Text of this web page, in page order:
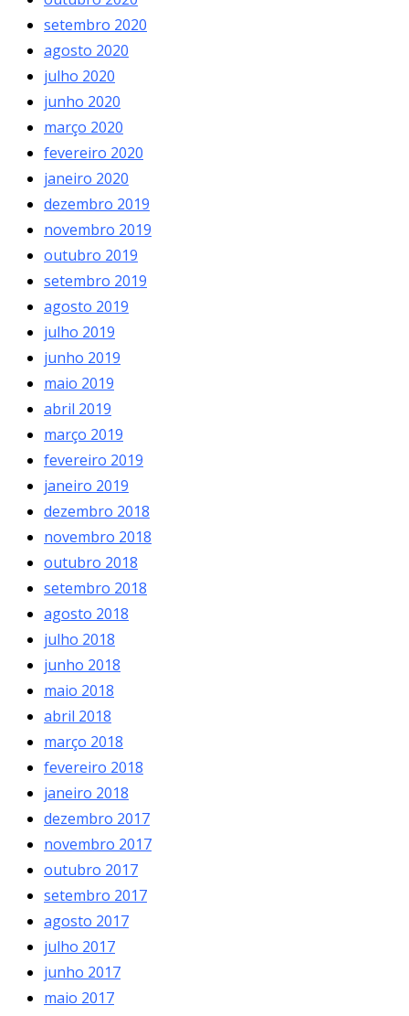
setembro 2020
agosto 2020
julho 2020
junho 2020
março 2020
fevereiro 2020
janeiro 2020
dezembro 2019
novembro 2019
outubro 2019
setembro 2019
agosto 2019
julho 2019
junho 2019
maio 2019
abril 2019
março 2019
fevereiro 2019
janeiro 2019
dezembro 2018
novembro 2018
outubro 2018
setembro 2018
agosto 2018
julho 2018
junho 2018
maio 2018
abril 2018
março 2018
fevereiro 2018
janeiro 2018
dezembro 2017
novembro 2017
outubro 2017
setembro 2017
agosto 2017
julho 2017
junho 2017
maio 2017